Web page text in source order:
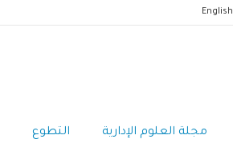
English
مجلة العلوم الإدارية التطوع